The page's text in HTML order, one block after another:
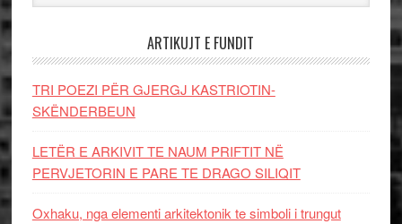
ARTIKUJT E FUNDIT
TRI POEZI PËR GJERGJ KASTRIOTIN-
SKËNDERBEUN
LETËR E ARKIVIT TE NAUM PRIFTIT NË
PERVJETORIN E PARE TE DRAGO SILIQIT
Oxhaku, nga elementi arkitektonik te simboli i trungut